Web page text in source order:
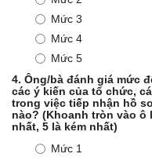
Mức 3
Mức 4
Mức 5
4. Ông/bà đánh giá mức
các ý kiến của tổ chức,
trong việc tiếp nhận hồ
nào? (Khoanh tròn vào
nhất, 5 là kém nhất)
Mức 1